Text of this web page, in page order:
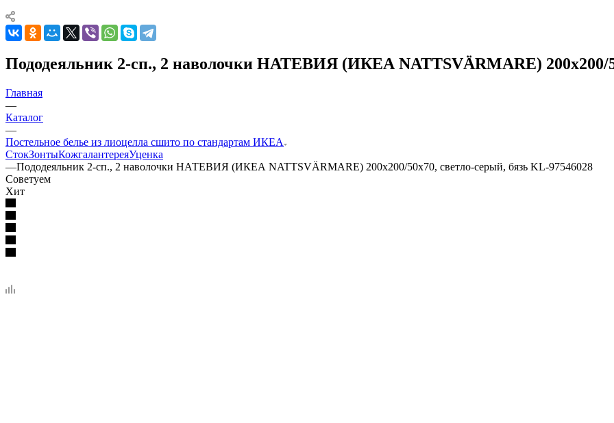
Пододеяльник 2-сп., 2 наволочки НАТЕВИЯ (ИКЕА NATTSVÄRMARE) 200x200/
Главная
—
Каталог
—
Постельное белье из лиоцелла сшито по стандартам ИКЕА
СтокЗонтыКожгалантереяУценка
—Пододеяльник 2-сп., 2 наволочки НАТЕВИЯ (ИКЕА NATTSVÄRMARE) 200x200/50x70, светло-серый, бязь KL-97546028
Советуем
Хит